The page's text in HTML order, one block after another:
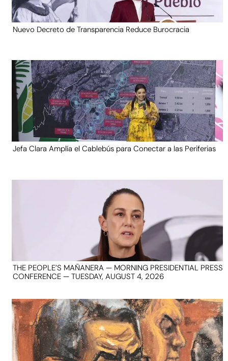
Nuevo Decreto de Transparencia Reduce Burocracia
Jefa Clara Amplía el Cablebús para Conectar a las Periferias
THE PEOPLE’S MAÑANERA — MORNING PRESIDENTIAL PRESS
CONFERENCE — TUESDAY, AUGUST 4, 2026